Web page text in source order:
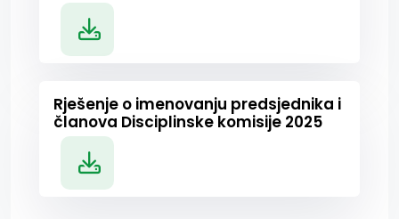
Rješenje o imenovanju predsjednika i
članova Disciplinske komisije 2025